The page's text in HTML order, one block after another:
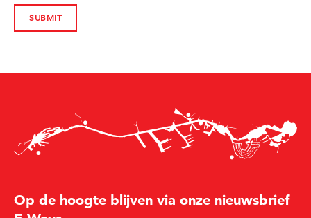
Op de hoogte blijven via onze nieuwsbrief